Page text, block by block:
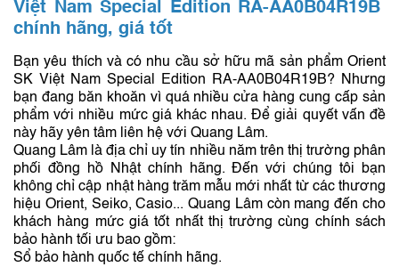
Việt Nam Special Edition RA-AA0B04R19B
chính hãng, giá tốt
Bạn yêu thích và có nhu cầu sở hữu mã sản phẩm Orient
SK Việt Nam Special Edition RA-AA0B04R19B? Nhưng
bạn đang băn khoăn vì quá nhiều cửa hàng cung cấp sản
phẩm với nhiều mức giá khác nhau. Để giải quyết vấn đề
này hãy yên tâm liên hệ với Quang Lâm.
Quang Lâm là địa chỉ uy tín nhiều năm trên thị trường phân
phối đồng hồ Nhật chính hãng. Đến với chúng tôi bạn
không chỉ cập nhật hàng trăm mẫu mới nhất từ các thương
hiệu Orient, Seiko, Casio... Quang Lâm còn mang đến cho
khách hàng mức giá tốt nhất thị trường cùng chính sách
bảo hành tối ưu bao gồm:
Sổ bảo hành quốc tế chính hãng.